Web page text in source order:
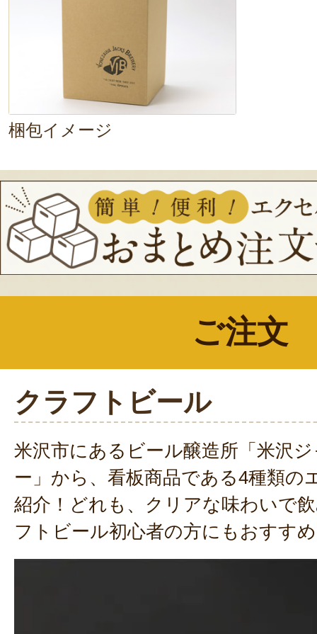
梱包イメージ
ご注文
クラフトビール
米沢市にあるビール醸造所「米沢
ー」から、看板商品である4種類の
紹介！どれも、クリアな味わいで
フトビール初心者の方にもおすす